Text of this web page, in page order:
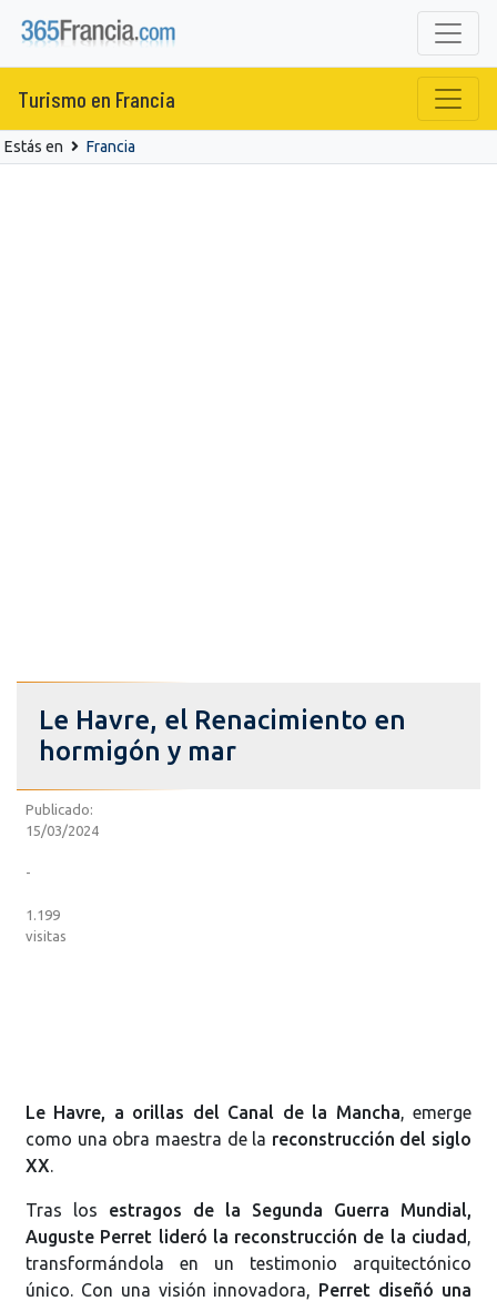
Turismo en Francia
Estás en Francia
Le Havre, el Renacimiento en
hormigón y mar
Publicado:
15/03/2024
-
1.199
visitas
Le Havre, a orillas del Canal de la Mancha, emerge
como una obra maestra de la reconstrucción del siglo
XX.
Tras los estragos de la Segunda Guerra Mundial,
Auguste Perret lideró la reconstrucción de la ciudad,
transformándola en un testimonio arquitectónico
único. Con una visión innovadora, Perret diseñó una